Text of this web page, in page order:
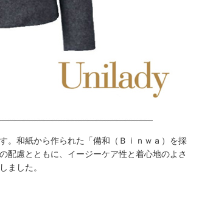
。和紙から作られた「備和（Ｂｉｎｗａ）を採
配慮とともに、イージーケア性と着心地のよさ
ました。